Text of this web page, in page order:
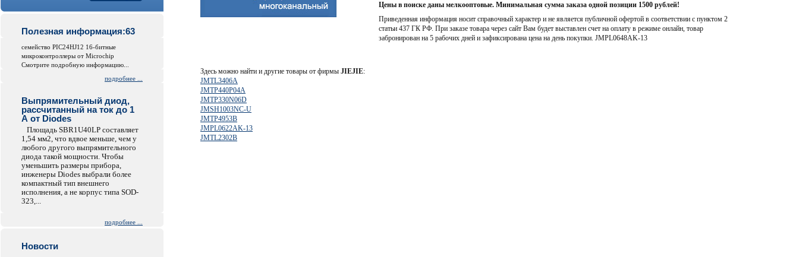
Полезная информация:63
семейство PIC24HJ12 16-битные
микроконтроллеры от Microchip
Смотрите подробную информацию...
подробнее ...
Выпрямительный диод,
рассчитанный на ток до 1
А от Diodes
Площадь SBR1U40LP составляет
1,54 мм2, что вдвое меньше, чем у
любого другого выпрямительного
диода такой мощности. Чтобы
уменьшить размеры прибора,
инженеры Diodes выбрали более
компактный тип внешнего
исполнения, а не корпус типа SOD-
323,...
подробнее ...
Новости
Цены в поиске даны мелкооптовые. Минимальная сумма заказа одной позиции 1500 рублей!
Приведенная информация носит справочный характер и не является публичной офертой в соответствии с пунктом 2
статьи 437 ГК РФ. При заказе товара через сайт Вам будет выставлен счет на оплату в режиме онлайн, товар
забронирован на 5 рабочих дней и зафиксирована цена на день покупки. JMPL0648AK-13
Здесь можно найти и другие товары от фирмы JIEJIE:
JMTL3406A
JMTP440P04A
JMTP330N06D
JMSH1003NC-U
JMTP4953B
JMPL0622AK-13
JMTL2302B